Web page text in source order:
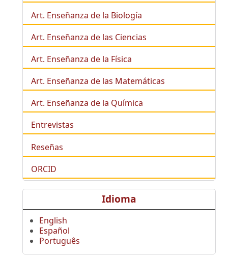
Art. Enseñanza de la Biología
Art. Enseñanza de las Ciencias
Art. Enseñanza de la Física
Art. Enseñanza de las Matemáticas
Art. Enseñanza de la Química
Entrevistas
Reseñas
ORCID
Idioma
English
Español
Português